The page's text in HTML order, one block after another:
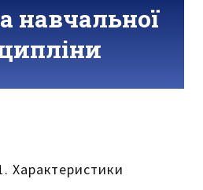
навчальної
Характеристики